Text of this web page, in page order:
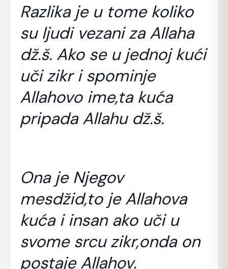
Razlika je u tome koliko
su ljudi vezani za Allaha
dž.š. Ako se u jednoj kući
uči zikr i spominje
Allahovo ime,ta kuća
pripada Allahu dž.š.
Ona je Njegov
mesdžid,to je Allahova
kuća i insan ako uči u
svome srcu zikr,onda on
postaje Allahov.